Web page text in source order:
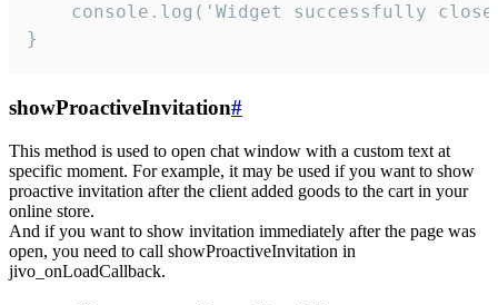
console.log('Widget successfully
}
showProactiveInvitation#
This method is used to open chat window with a custom text at
specific moment. For example, it may be used if you want to show
proactive invitation after the client added goods to the cart in your
online store.
And if you want to show invitation immediately after the page was
open, you need to call showProactiveInvitation in
jivo_onLoadCallback.